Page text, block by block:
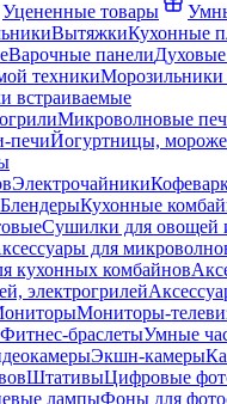
Уцененные товары
ВытяжкиКухонные
Варочные панели
техникиМорозильники
встраиваемые
Микроволновые
печиЙогуртницы,
Электрочайники
БлендерыКухонные
Сушилки для овощей
для
кухонных комбайнов
электрогрилей
Мониторы-
Фитнес-браслетыУмные
Экшн-камеры
ШтативыЦифровые
лампыФоны для